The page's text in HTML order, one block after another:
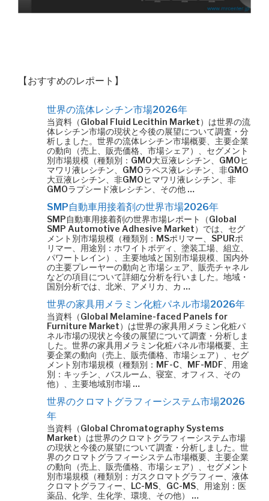
【おすすめのレポート】
世界の流体レシチン市場2026年
当資料（Global Fluid Lecithin Market）は世界の流
体レシチン市場の現状と今後の展望について調査・分
析しました。世界の流体レシチン市場概要、主要企業
の動向（売上、販売価格、市場シェア）、セグメント
別市場規模（種類別：GMO大豆液レシチン、GMOヒ
マワリ液レシチン、GMOラペス液レシチン、非GMO
大豆液レシチン、非GMOヒマワリ液レシチン、非
GMOラプシード液レシチン、その他 …
SMP自動車用接着剤の世界市場2026年
SMP自動車用接着剤の世界市場レポート（Global
SMP Automotive Adhesive Market）では、セグ
メント別市場規模（種類別：MSポリマー、SPURポ
リマー、用途別：ホワイトボディ、塗装工場、組立、
パワートレイン）、主要地域と国別市場規模、国内外
の主要プレーヤーの動向と市場シェア、販売チャネル
などの項目について詳細な分析を行いました。地域・
国別分析では、北米、アメリカ、カ …
世界の家具用メラミン化粧パネル市場2026年
当資料（Global Melamine-faced Panels for
Furniture Market）は世界の家具用メラミン化粧パ
ネル市場の現状と今後の展望について調査・分析しま
した。世界の家具用メラミン化粧パネル市場概要、主
要企業の動向（売上、販売価格、市場シェア）、セグ
メント別市場規模（種類別：MF-C、MF-MDF、用途
別：キッチン、バスルーム、寝室、オフィス、その
他）、主要地域別市場 …
世界のクロマトグラフィーシステム市場2026
年
当資料（Global Chromatography Systems
Market）は世界のクロマトグラフィーシステム市場
の現状と今後の展望について調査・分析しました。世
界のクロマトグラフィーシステム市場概要、主要企業
の動向（売上、販売価格、市場シェア）、セグメント
別市場規模（種類別：ガスクロマトグラフィー、液体
クロマトグラフィー、LC-MS、GC-MS、用途別：医
薬品、化学、生化学、環境、その他） …